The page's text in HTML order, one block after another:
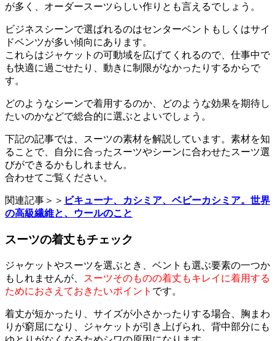
が多く、オーダースーツらしい作りとも言えるでしょう。
ビジネスシーンで選ばれるのはセンターベントもしくはサイ
ドベンツが多い傾向にあります。
これらはジャケットの可動域を広げてくれるので、仕事中で
も快適に過ごせたり、動きに制限がなかったりするからで
す。
どのようなシーンで着用するのか、どのような効果を期待し
たいのかなどで総合的に選ぶとよいでしょう。
下記の記事では、スーツの素材を解説しています。素材を知
ることで、自分に合ったスーツやシーンに合わせたスーツ選
びができるかもしれません。
合わせてご覧ください。
関連記事＞＞ ビキューナ、カシミア、ベビーカシミア。世界
の高級繊維と、ウールのこと
スーツの着丈もチェック
ジャケットやスーツを選ぶとき、ベントも選ぶ要素の一つか
もしれませんが、
スーツそのものの着丈もキレイに着用する
ためにおさえておきたいポイント です。
着丈が短かったり、サイズが小さかったりする場合、胸まわ
りが窮屈になり、ジャケットが引き上げられ、背中部分にも